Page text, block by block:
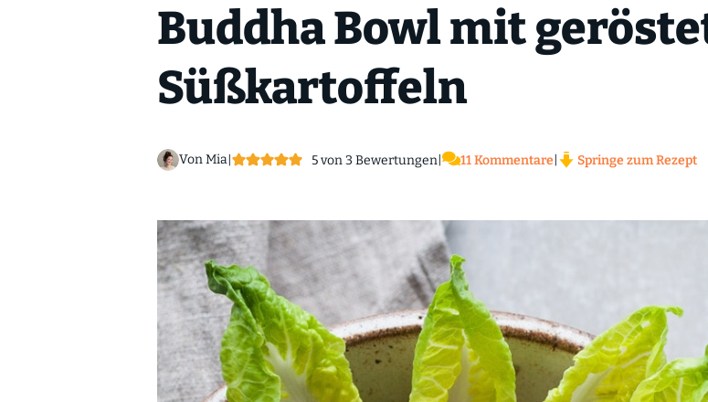
Buddha Bowl mit
Süßkartoffeln
Von Mia 5von3 Bewertungen| 11 Kommentare Springe zum Rezept